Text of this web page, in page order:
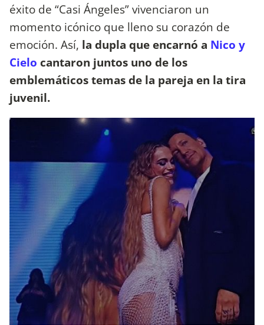
éxito de “Casi Ángeles” vivenciaron un
momento icónico que lleno su corazón de
emoción. Así, la dupla que encarnó a Nico y
Cielo cantaron juntos uno de los
emblemáticos temas de la pareja en la tira
juvenil.